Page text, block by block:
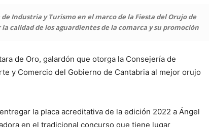
Industria y Turismo en el marco de la Fiesta del Orujo de
calidad de los aguardientes de la comarca y su promoción
de Oro, galardón que otorga la Consejería de
y Comercio del Gobierno de Cantabria al mejor orujo
la placa acreditativa de la edición 2022 a Ángel
en el tradicional concurso que tiene lugar